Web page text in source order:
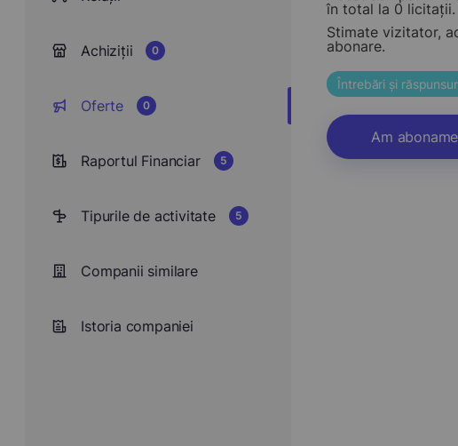
Achiziții 0
Oferte 0
Raportul Financiar 5
Tipurile de activitate 5
Companii similare
Istoria companiei
în total la 0 licitații.
Stimate vizitator,
abonare.
Întrebări și
Am